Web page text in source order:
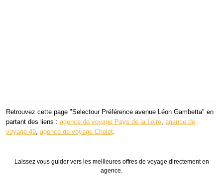
Retrouvez cette page "Selectour Préférence avenue Léon Gambetta" en
partant des liens : agence de voyage Pays de la Loire agence de
voyage 49 agence de voyage Cholet
Laissez vous guider vers les meilleures offres de voyage directement en
agence.